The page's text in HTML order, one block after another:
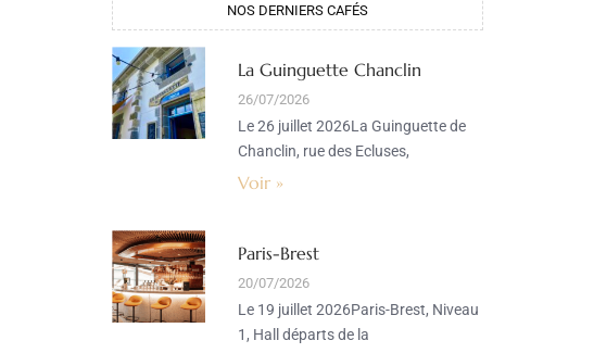
NOS DERNIERS CAFÉS​
La Guinguette Chanclin
26/07/2026
Le 26 juillet 2026La Guinguette de
Chanclin, rue des Ecluses,
Voir »
Paris-Brest
20/07/2026
Le 19 juillet 2026Paris-Brest, Niveau
1, Hall départs de la